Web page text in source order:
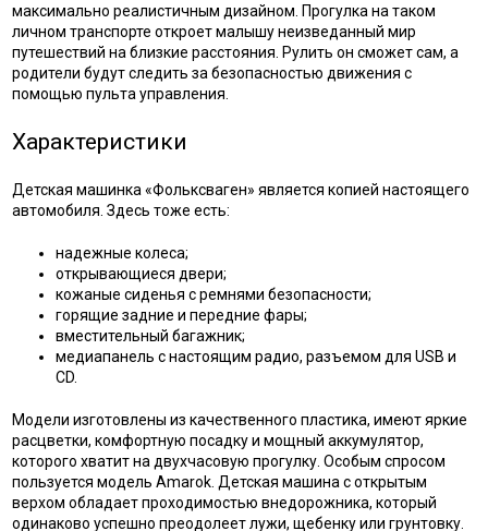
максимально реалистичным дизайном. Прогулка на таком
личном транспорте откроет малышу неизведанный мир
путешествий на близкие расстояния. Рулить он сможет сам, а
родители будут следить за безопасностью движения с
помощью пульта управления.
Характеристики
Детская машинка «Фольксваген» является копией настоящего
автомобиля. Здесь тоже есть:
надежные колеса;
открывающиеся двери;
кожаные сиденья с ремнями безопасности;
горящие задние и передние фары;
вместительный багажник;
медиапанель с настоящим радио, разъемом для USB и
CD.
Модели изготовлены из качественного пластика, имеют яркие
расцветки, комфортную посадку и мощный аккумулятор,
которого хватит на двухчасовую прогулку. Особым спросом
пользуется модель Amarok. Детская машина с открытым
верхом обладает проходимостью внедорожника, который
одинаково успешно преодолеет лужи, щебенку или грунтовку.